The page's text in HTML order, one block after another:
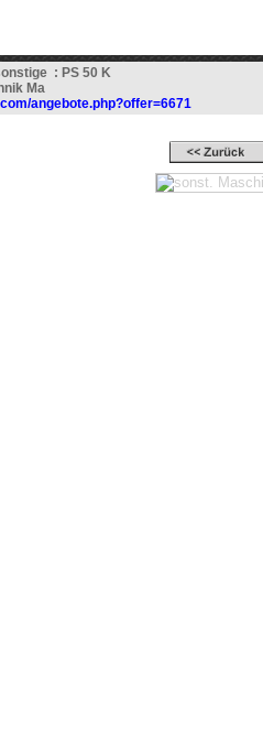
: PS 50 K
Ma
angebote.php?offer=6671